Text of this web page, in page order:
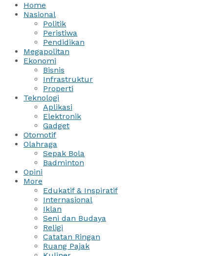
Home
Nasional
Politik
Peristiwa
Pendidikan
Megapolitan
Ekonomi
Bisnis
Infrastruktur
Properti
Teknologi
Aplikasi
Elektronik
Gadget
Otomotif
Olahraga
Sepak Bola
Badminton
Opini
More
Edukatif & Inspiratif
Internasional
Iklan
Seni dan Budaya
Religi
Catatan Ringan
Ruang Pajak